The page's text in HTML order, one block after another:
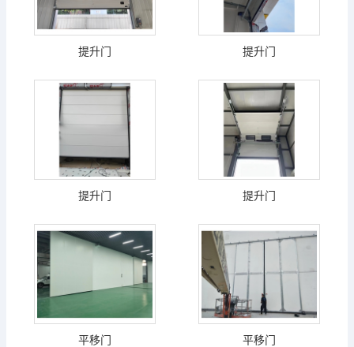
提升门 提升门
提升门 提升门
平移门 平移门